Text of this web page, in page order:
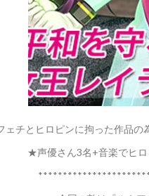
チとヒロピンに拘った作品の
★声優さん3名+音楽でヒロ